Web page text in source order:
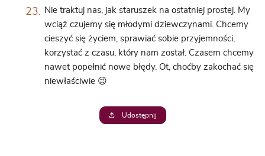
Nie traktuj nas, jak staruszek na ostatniej prostej. My
wciąż czujemy się młodymi dziewczynami. Chcemy
cieszyć się życiem, sprawiać sobie przyjemności,
korzystać z czasu, który nam został. Czasem chcemy
nawet popełnić nowe błędy. Ot, choćby zakochać się
niewłaściwie 😉
Udostępnij